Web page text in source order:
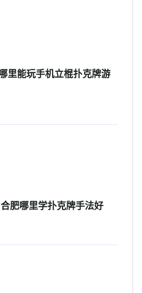
里能玩手机立棍扑克牌游
肥哪里学扑克牌手法好